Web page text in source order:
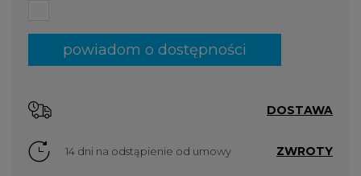
powiadom o dostępności
DOSTAWA
14 dni na odstąpienie od umowy ZWROTY